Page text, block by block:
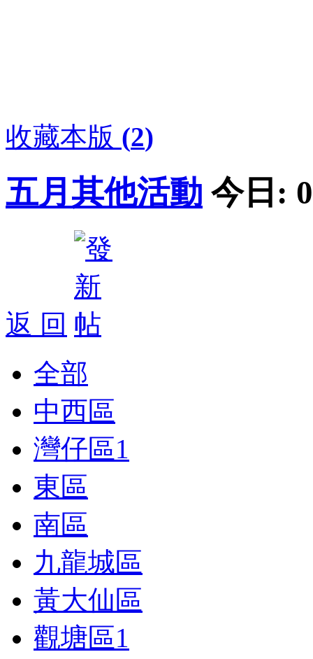
收藏本版 (2)
五月其他活動 今日: 0
返 回
全部
中西區
灣仔區1
東區
南區
九龍城區
黃大仙區
觀塘區1